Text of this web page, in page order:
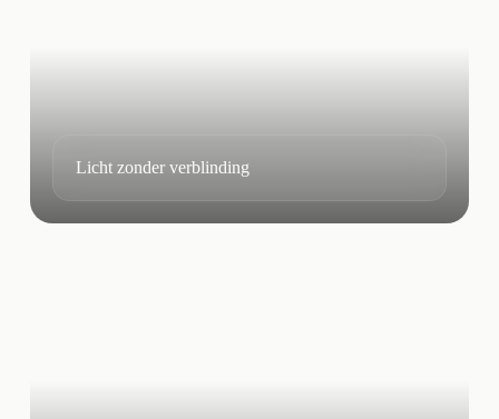
Licht zonder verblinding